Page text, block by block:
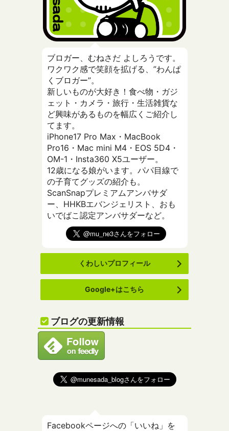
ブロガー、むねさだ よしろうです。
ワクワク感で笑顔を拡げる、”わんぱ
くブロガー”。
新しいものが大好き！食べ物・ガジ
ェット・カメラ・旅行・生活雑貨な
ど興味があるものを幅広くご紹介し
てます。
iPhone17 Pro Max・MacBook
Pro16・Mac mini M4・EOS 5D4・
OM-1・Insta360 X5ユーザー。
12歳になる娘がいます。パパ目線で
の子育てグッズの紹介も。
ScanSnapプレミアムアンバサダ
ー、HHKBエバンジェリスト、おも
いでばこ認定アンバサダーなど。
くわしいプロフィール
Google+はこちら
ブログの更新情報
Facebookページへの「いいね」を